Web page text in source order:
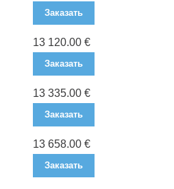
Заказать
13 120.00 €
Заказать
13 335.00 €
Заказать
13 658.00 €
Заказать